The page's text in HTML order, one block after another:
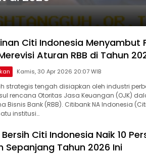
Citi Indonesia Menyambut
Aturan RBB di Tahun
Kamis, 30 Apr 2026 20:07 WIB
strategis tengah disiapkan oleh industri
rencana Otoritas Jasa Keuangan (OJK)
Bisnis Bank (RBB). Citibank NA Indonesia
institusi…
Citi Indonesia Naik 10
Sepanjang Tahun 2026 Ini